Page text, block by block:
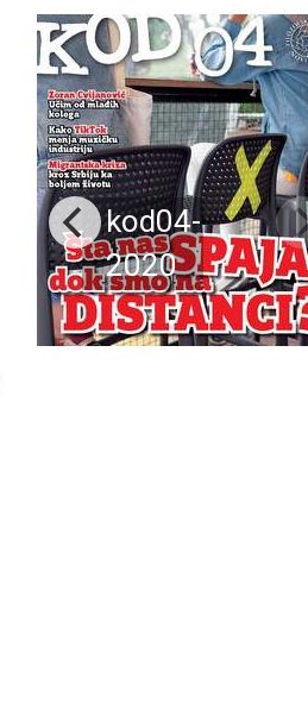
kod04-
2020